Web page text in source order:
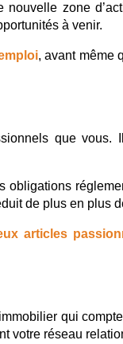
zone
à venir.
, avant même
que
de plus en plus
articles
qui
votre réseau